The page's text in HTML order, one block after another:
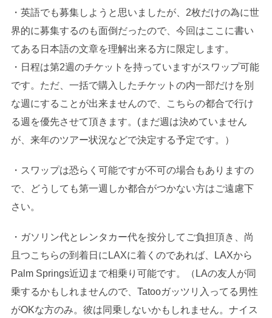
・英語でも募集しようと思いましたが、2枚だけの為に世
界的に募集するのも面倒だったので、今回はここに書い
てある日本語の文章を理解出来る方に限定します。
・日程は第2週のチケットを持っていますがスワップ可能
です。ただ、一括で購入したチケットの内一部だけを別
な週にすることが出来ませんので、こちらの都合で行け
る週を優先させて頂きます。(まだ週は決めていません
が、来年のツアー状況などで決定する予定です。）
・スワップは恐らく可能ですが不可の場合もありますの
で、どうしても第一週しか都合がつかない方はご遠慮下
さい。
・ガソリン代とレンタカー代を按分してご負担頂き、尚
且つこちらの到着日にLAXに着くのであれば、LAXから
Palm Springs近辺まで相乗り可能です。（LAの友人が同
乗するかもしれませんので、Tatooガッツリ入ってる男性
がOKな方のみ。彼は同乗しないかもしれません。ナイス